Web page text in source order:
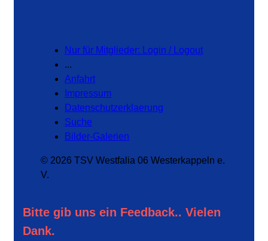
Nur für Mitglieder: Login / Logout
...
Anfahrt
Impressum
Datenschutzerklaerung
Suche
Bilder-Galerien
© 2026 TSV Westfalia 06 Westerkappeln e.
V.
Bitte gib uns ein Feedback.. Vielen
Dank.